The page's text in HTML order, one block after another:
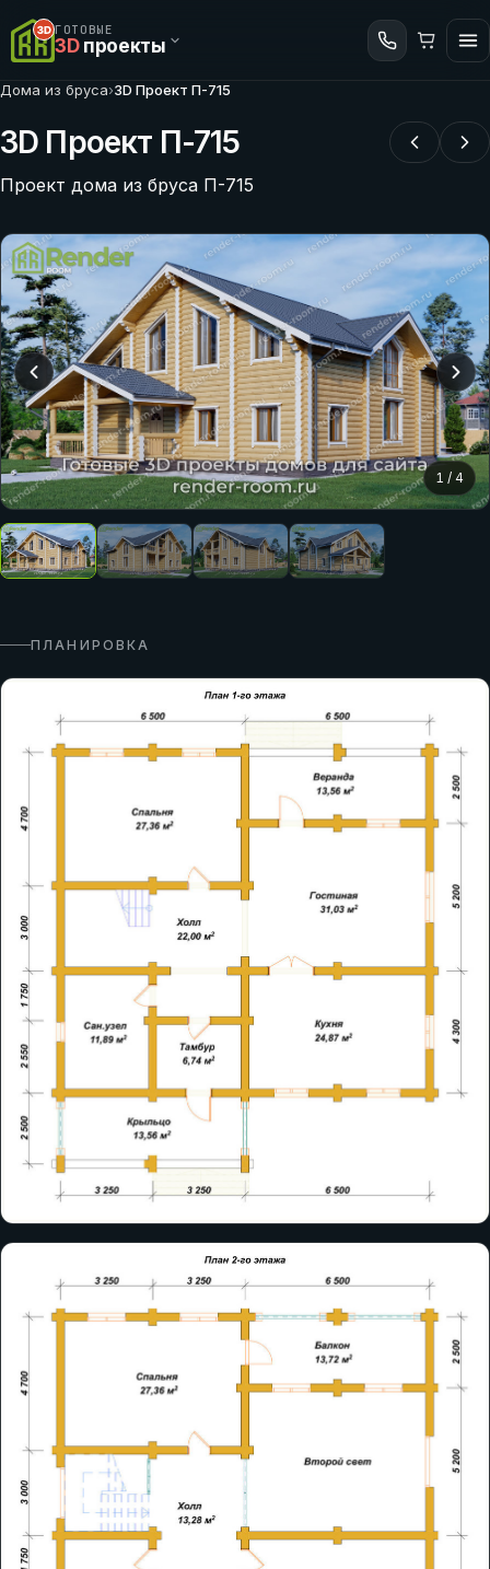
ГОТОВЫЕ
3Dпроекты
Дома из бруса›3D Проект П-715
3D Проект П-715
Проект дома из бруса П-715
1 / 4
ПЛАНИРОВКА